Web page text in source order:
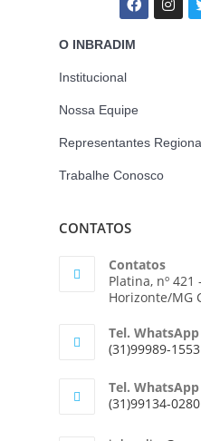
O INBRADIM
Institucional
Nossa Equipe
Representantes
Trabalhe Conosco
CONTATOS
Contatos
Platina, nº
Horizonte/MG
Tel. WhatsApp
(31)99989-
Tel. WhatsApp
(31)99134-